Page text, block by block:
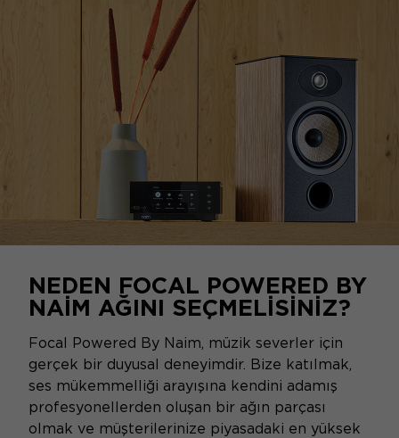
NEDEN FOCAL POWERED BY
NAIM AĞINI SEÇMELISINIZ?
Focal Powered By Naim, müzik severler için
gerçek bir duyusal deneyimdir. Bize katılmak,
ses mükemmelliği arayışına kendini adamış
profesyonellerden oluşan bir ağın parçası
olmak ve müşterilerinize piyasadaki en yüksek